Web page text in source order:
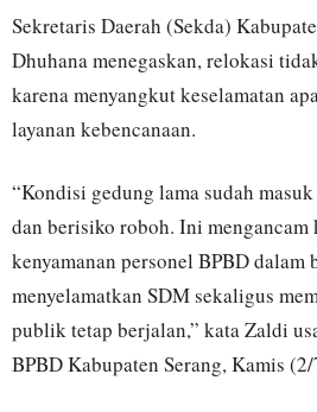
Sekretaris Daerah (Sekda)
Dhuhana menegaskan, relokasi
karena menyangkut keselamatan
layanan kebencanaan.
“Kondisi gedung lama sudah
dan berisiko roboh. Ini mengancam
kenyamanan personel BPBD
menyelamatkan SDM sekaligus
publik tetap berjalan,” kata Zaldi
BPBD Kabupaten Serang, Kamis